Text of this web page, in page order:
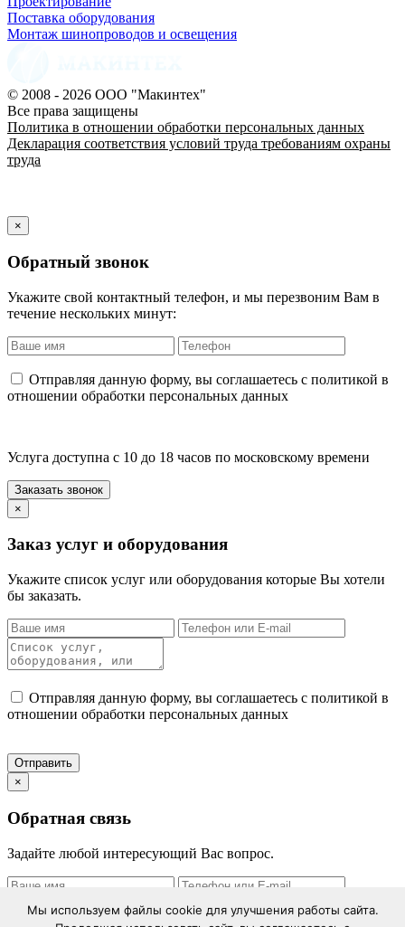
Мы используем файлы cookie для улучшения работы сайта.
Поставка оборудования
Монтаж шинопроводов и освещения
© 2008 - 2026 ООО "Макинтех"
Все права защищены
Политика в отношении обработки персональных данных
Декларация соответствия условий труда требованиям охраны
труда
×
Обратный звонок
Укажите свой контактный телефон, и мы перезвоним Вам в
течение нескольких минут:
Отправляя данную форму, вы соглашаетесь с политикой в
отношении обработки персональных данных
Услуга доступна с 10 до 18 часов по московскому времени
×
Заказ услуг и оборудования
Укажите список услуг или оборудования которые Вы хотели
бы заказать.
Отправляя данную форму, вы соглашаетесь с политикой в
отношении обработки персональных данных
×
Обратная связь
Задайте любой интересующий Вас вопрос.